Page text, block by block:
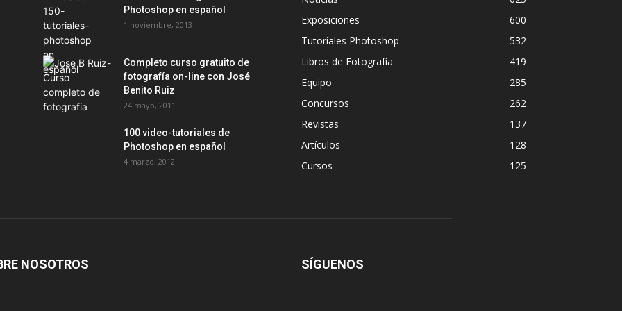
Photoshop en español
1 noviembre, 2013
Completo curso gratuito de
fotografía on-line con José
Benito Ruiz
24 mayo, 2011
100 video-tutoriales de
Photoshop en español
4 marzo, 2012
Exposiciones
600
Tutoriales Photoshop
532
Libros de Fotografía
419
Equipo
285
Concursos
262
Revistas
137
Artículos
128
Cursos
125
NOSOTROS SÍGUENOS